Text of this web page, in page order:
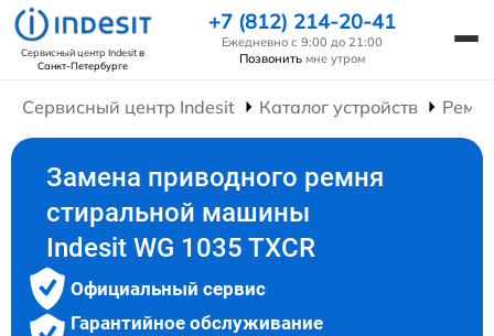
Сервисный центр Indesitв
Санкт-Петербурге
+7 (812) 214-20-41
Ежедневно с 9:00 до 21:00
Позвонить мне утром
Сервисный центр Indesit Каталог устройств
Замена приводного ремня
стиральной машины
Indesit WG 1035 TXCR
Официальный сервис
Гарантийное обслуживание